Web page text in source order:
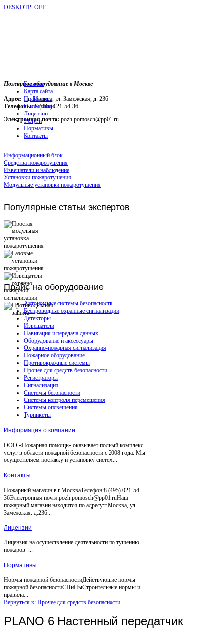
DESKOTP_OFF
Пожарное оборудование в Москве
Адрес: г. Москва, ул. Замежская, д. 236
Телефоны:8 (495) 021-54-36
Электронная почта: pozh.pomosch@pp01.ru
Главная
Карта сайта
Прайс-лист
О компании
Лицензии
Услуги
Нормативы
Контакты
Информационный блок
Средства пожаротушения
Извещатели и наблюдение
Установки пожаротушения
Модульные установки пожаротушения
Популярные статьи экспертов
Прайсна оборудование
Автономные системы безопасности
Беспроводные охранные сигнализации
Детекторы
Извещатели
Навигация и передача данных
Оборудование и аксессуары
Охранно-пожарная сигнализация
Пожарное оборудование
Противокражные системы
Прочее для средств безопасности
Регистраторы
Сигнализация
Системы безопасности
Системы контроля перемещения
Системы оповещения
Турникеты
Информация о компании
ООО «Пожарная помощь» оказывает полный комплекс
услуг в области пожарной безопасности с 2008 года. Мы
осуществляем поставку и установку систем...
Контакты
Пожарный магазин в г.МоскваТелефон:8 (495) 021-54-
36Электронная почта:pozh.pomosch@pp01.ruНаш
пожарный магазин находится по адресу:г.Москва, ул.
Замежская, д.236...
Лицензии
Лицензия на осуществление деятельности по тушению
пожаров ...
Нормативы
Нормы пожарной безопасностиДействующие нормы
пожарной безопасностиСНиПыСтроительные нормы и
правила...
Вернуться к: Прочее для средств безопасности
PLANO 6 Настенный передатчик